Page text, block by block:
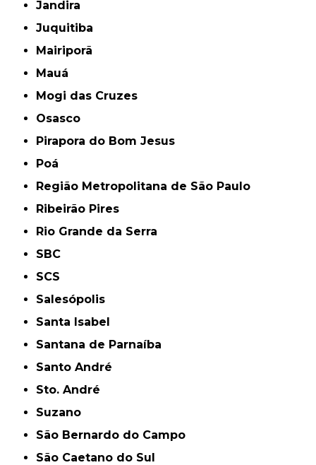
Jandira
Juquitiba
Mairiporã
Mauá
Mogi das Cruzes
Osasco
Pirapora do Bom Jesus
Poá
Região Metropolitana de São Paulo
Ribeirão Pires
Rio Grande da Serra
SBC
SCS
Salesópolis
Santa Isabel
Santana de Parnaíba
Santo André
Sto. André
Suzano
São Bernardo do Campo
São Caetano do Sul